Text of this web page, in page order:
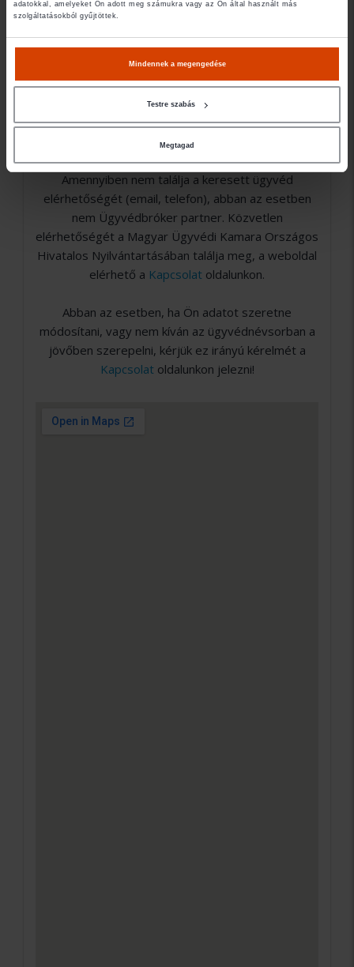
adatokkal, amelyeket Ön adott meg számukra vagy az Ön által használt más
szolgáltatásokból gyűjtöttek.
Mindennek a megengedése
Testre szabás
Megtagad
Jogi területek
Amennyiben nem találja a keresett ügyvéd
elérhetőségét (email, telefon), abban az esetben
nem Ügyvédbróker partner. Közvetlen
elérhetőségét a Magyar Ügyvédi Kamara Országos
Hivatalos Nyilvántartásában találja meg, a weboldal
elérhető a Kapcsolat oldalunkon.
Abban az esetben, ha Ön adatot szeretne
módosítani, vagy nem kíván az ügyvédnévsorban a
jövőben szerepelni, kérjük ez irányú kérelmét a
Kapcsolatoldalunkon jelezni!